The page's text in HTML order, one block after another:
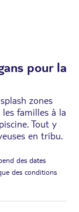
pour la
zones
familles à la
Tout y
en tribu.
des dates
des conditions